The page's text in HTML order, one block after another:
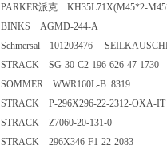
PARKER派克 KH35L71X(M45*2-
BINKS AGMD-244-A
Schmersal 101203476
STRACK SG-30-C2-196-626-47-1730
SOMMER WWR160L-B 8319
STRACK P-296X296-22-2312-OXA-IT
STRACK Z7060-20-131-0
STRACK 296X346-F1-22-2083